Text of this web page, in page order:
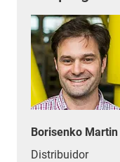
Borisenko Martin
Distribuidor